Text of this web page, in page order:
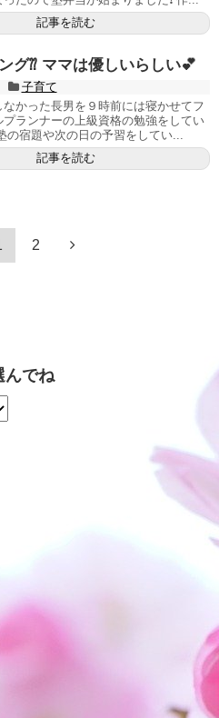
記事を読む
グ⁇ ママは優しいらしい💕
子育て
なかった長男を９時前には寝かせてフ
プランナーの上級資格の勉強をしてい
の宿題や次の日の予習をしてい...
記事を読む
2
んでね